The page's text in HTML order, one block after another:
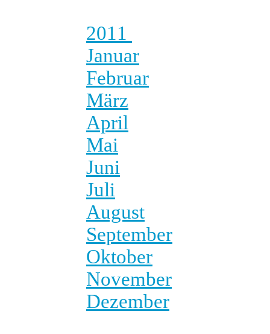
2011
Januar
Februar
März
April
Mai
Juni
Juli
August
September
Oktober
November
Dezember